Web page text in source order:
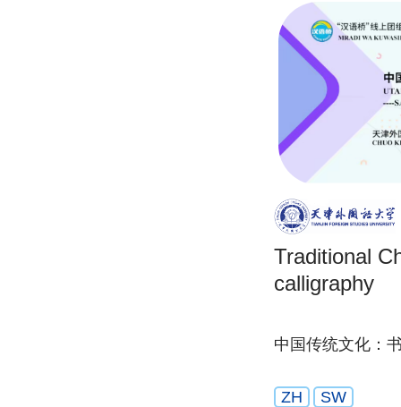
Traditional
calligraphy
中国传统文化：
ZH SW